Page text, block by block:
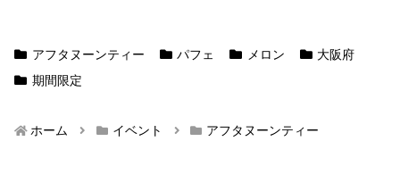
アフタヌーンティー パフェ メロン
大阪府
期間限定
ホーム イベント アフタヌーンティー